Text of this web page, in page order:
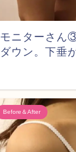
モニターさん
ダウン。下垂
Before＆After